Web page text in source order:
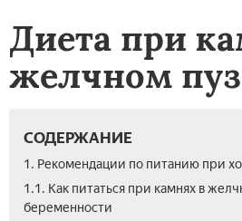
Диета при
желчном
СОДЕРЖАНИЕ
1. Рекомендации по питанию при
1.1. Как питаться при камнях в
беременности